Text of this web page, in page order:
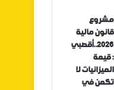
مشروع
قانون مالية
2026..أقصبي
: قيمة
الميزانيات لا
تكمن في